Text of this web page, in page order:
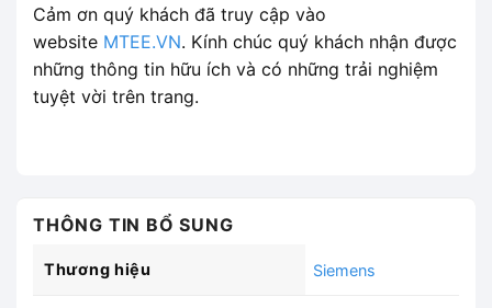
Cảm ơn quý khách đã truy cập vào
website MTEE.VN. Kính chúc quý khách nhận được
những thông tin hữu ích và có những trải nghiệm
tuyệt vời trên trang.
THÔNG TIN BỔ SUNG
Thương hiệu Siemens